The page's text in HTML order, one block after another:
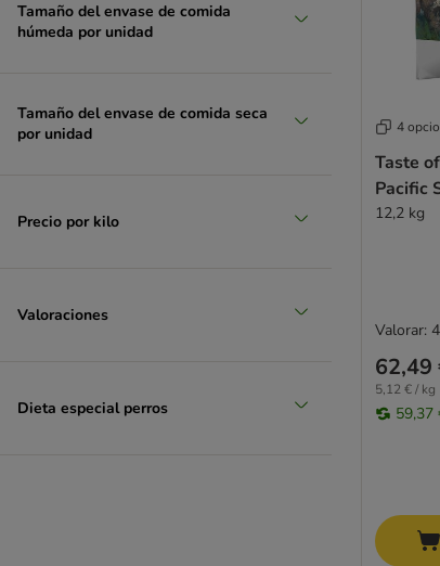
Tamaño del envase de comida
húmeda por unidad
Tamaño del envase de comida seca
por unidad
Precio por kilo
Valoraciones
Dieta especial perros
4
Taste
Pacific
12,2 kg
62,49
5,12 € / kg
59,37
Valorar: